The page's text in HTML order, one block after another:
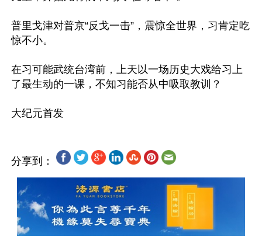
普里戈津对普京“反戈一击”，震惊全世界，习肯定吃
惊不小。
在习可能武统台湾前，上天以一场历史大戏给习上
了最生动的一课，不知习能否从中吸取教训？
分享到：